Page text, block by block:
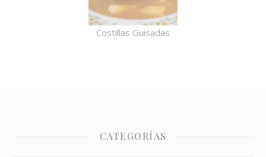
Costillas Guisadas
CATEGORÍAS